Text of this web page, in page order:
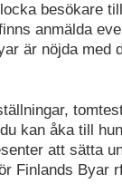
besökare
anmälda
är nöjda med
kan åka till
att sätta
Finlands Byar